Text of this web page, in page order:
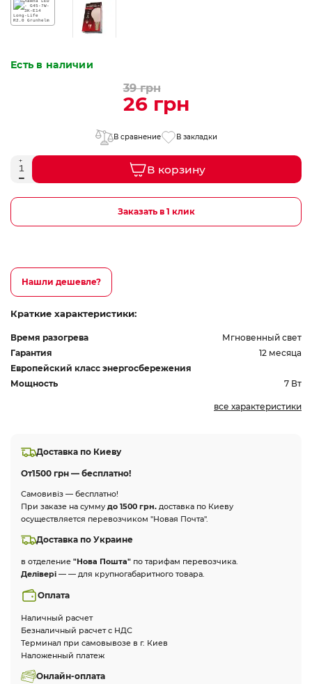
Есть в наличии
39 грн
26 грн
В сравнение В закладки
В корзину
Заказать в 1 клик
Нашли дешевле?
Краткие характеристики:
Время разогрева
Мгновенный свет
Гарантия
12 месяца
Европейский класс энергосбережения
Мощность
7 Вт
все характеристики
Доставка по Киеву
От1500 грн — бесплатно!
Самовивіз — бесплатно!
При заказе на сумму до 1500 грн. доставка по Киеву
осуществляется перевозчиком "Новая Почта".
Доставка по Украине
в отделение "Нова Пошта" по тарифам перевозчика.
Делівері — — для крупногабаритного товара.
Оплата
Наличный расчет
Безналичный расчет с НДС
Терминал при самовывозе в г. Киев
Наложенный платеж
Онлайн-оплата